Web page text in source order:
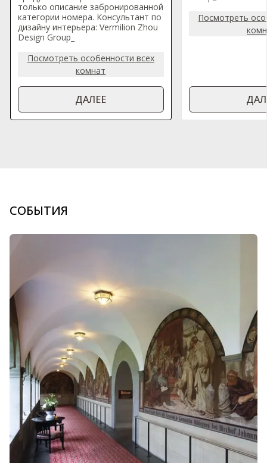
только описание забронированной
категории номера. Консультант по
дизайну интерьера: Vermilion Zhou
Design Group_
Посмотреть особенности всех
комнат
ДАЛЕЕ
Посмотреть
СОБЫТИЯ